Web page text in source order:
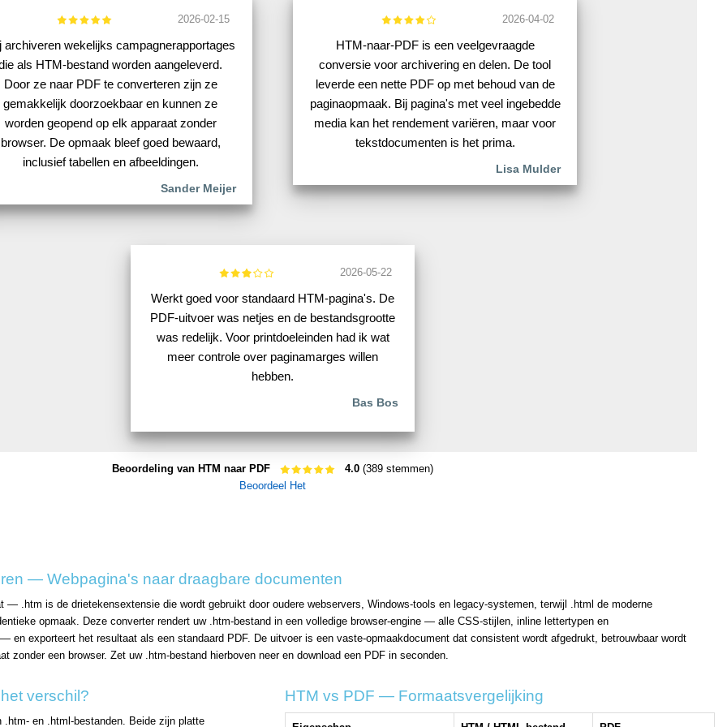
2026-02-15
archiveren wekelijks campagnerapportages
als HTM-bestand worden aangeleverd.
Door ze naar PDF te converteren zijn ze
gemakkelijk doorzoekbaar en kunnen ze
worden geopend op elk apparaat zonder
browser. De opmaak bleef goed bewaard,
inclusief tabellen en afbeeldingen.
Sander Meijer
2026-04-02
HTM-naar-PDF is een veelgevraagde
conversie voor archivering en delen. De tool
leverde een nette PDF op met behoud van de
paginaopmaak. Bij pagina's met veel ingebedde
media kan het rendement variëren, maar voor
tekstdocumenten is het prima.
Lisa Mulder
2026-05-22
Werkt goed voor standaard HTM-pagina's. De
PDF-uitvoer was netjes en de bestandsgrootte
was redelijk. Voor printdoeleinden had ik wat
meer controle over paginamarges willen
hebben.
Bas Bos
Beoordeling van HTM naar PDF 4.0 (389 stemmen)
Beoordeel Het
— Webpagina's naar draagbare documenten
— .htm is de drietekensextensie die wordt gebruikt door oudere webservers, Windows-tools en legacy-systemen, terwijl .html de moderne
opmaak. Deze converter rendert uw .htm-bestand in een volledige browser-engine — alle CSS-stijlen, inline lettertypen en
en exporteert het resultaat als een standaard PDF. De uitvoer is een vaste-opmaakdocument dat consistent wordt afgedrukt, betrouwbaar wordt
zonder een browser. Zet uw .htm-bestand hierboven neer en download een PDF in seconden.
verschil?
en .html-bestanden. Beide zijn platte
HTM vs PDF — Formaatsvergelijking